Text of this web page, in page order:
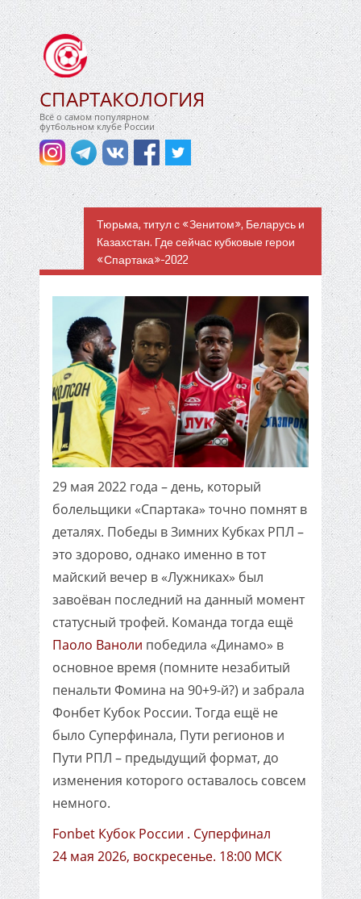
СПАРТАКОЛОГИЯ
Всё о самом популярном
футбольном клубе России
Тюрьма, титул с «Зенитом», Беларусь и
Казахстан. Где сейчас кубковые герои
«Спартака»-2022
29 мая 2022 года – день, который
болельщики «Спартака» точно помнят в
деталях. Победы в Зимних Кубках РПЛ –
это здорово, однако именно в тот
майский вечер в «Лужниках» был
завоёван последний на данный момент
статусный трофей. Команда тогда ещё
Паоло Ваноли победила «Динамо» в
основное время (помните незабитый
пенальти Фомина на 90+9-й?) и забрала
Фонбет Кубок России. Тогда ещё не
было Суперфинала, Пути регионов и
Пути РПЛ – предыдущий формат, до
изменения которого оставалось совсем
немного.
Fonbet Кубок России . Суперфинал
24 мая 2026, воскресенье. 18:00 МСК